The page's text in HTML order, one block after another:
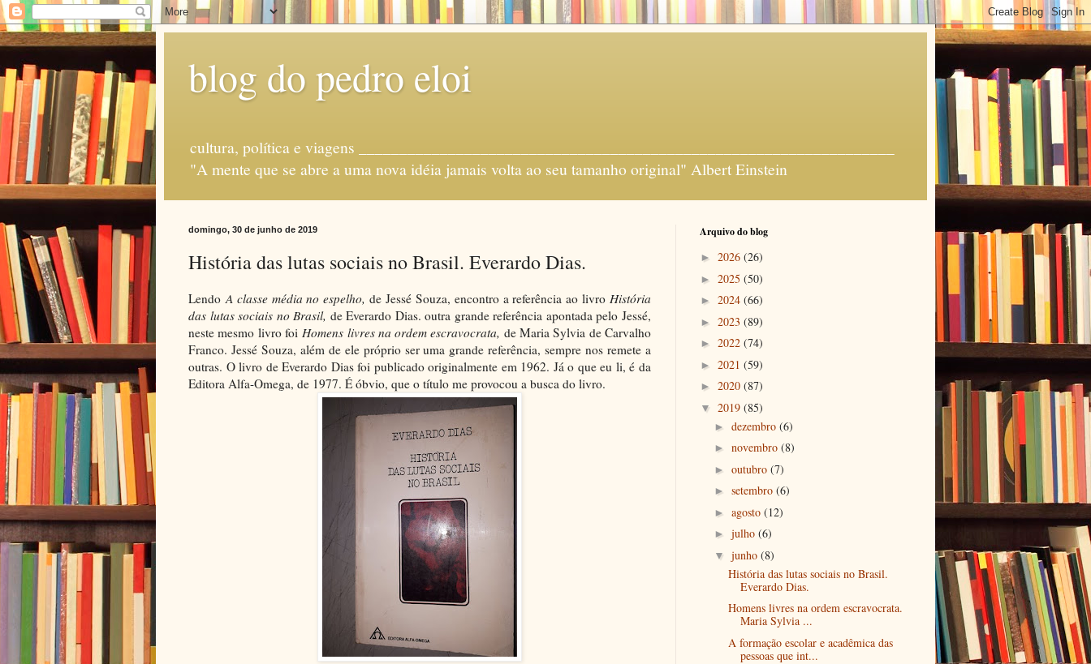
blog do pedro eloi
cultura, política e viagens __________________________________________________________________
"A mente que se abre a uma nova idéia jamais volta ao seu tamanho original" Albert Einstein
domingo, 30 de junho de 2019
História das lutas sociais no Brasil. Everardo Dias.
Lendo A classe média no espelho,de Jessé Souza, encontro a referência ao livro História
das lutas sociais no Brasil, de Everardo Dias. outra grande referência apontada pelo Jessé,
neste mesmo livro foi Homens livres na ordem escravocrata, de Maria Sylvia de Carvalho
Franco. Jessé Souza, além de ele próprio ser uma grande referência, sempre nos remete a
outras. O livro de Everardo Dias foi publicado originalmente em 1962. Já o que eu li, é da
Editora Alfa-Omega, de 1977. É óbvio, que o título me provocou a busca do livro.
Arquivo do blog
► 2026 (26)
► 2025 (50)
► 2024 (66)
► 2023 (89)
► 2022 (74)
► 2021 (59)
► 2020 (87)
▼ 2019 (85)
► dezembro (6)
► novembro (8)
► outubro (7)
► setembro (6)
► agosto (12)
► julho (6)
▼ junho (8)
História das lutas sociais no Brasil.
Everardo Dias.
Homens livres na ordem escravocrata.
Maria Sylvia ...
A formação escolar e acadêmica das
pessoas que int...